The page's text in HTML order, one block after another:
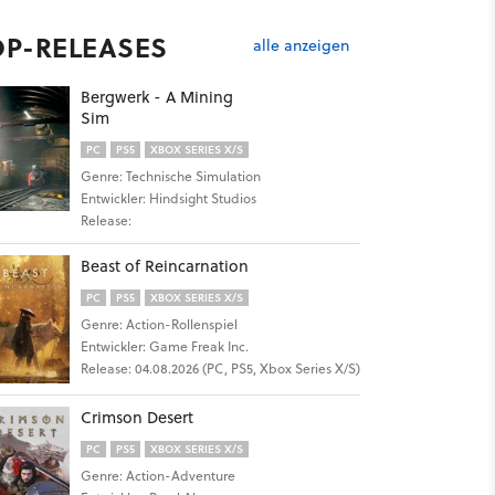
RELEASES alle anzeigen
Bergwerk - A Mining
Sim
PC PS5 XBOX SERIES X/S
Genre: Technische Simulation
Entwickler: Hindsight Studios
Release:
Beast of Reincarnation
PC PS5 XBOX SERIES X/S
Genre: Action-Rollenspiel
Entwickler: Game Freak Inc.
Release: 04.08.2026 (PC, PS5, Xbox Series X/S)
Crimson Desert
PC PS5 XBOX SERIES X/S
Genre: Action-Adventure